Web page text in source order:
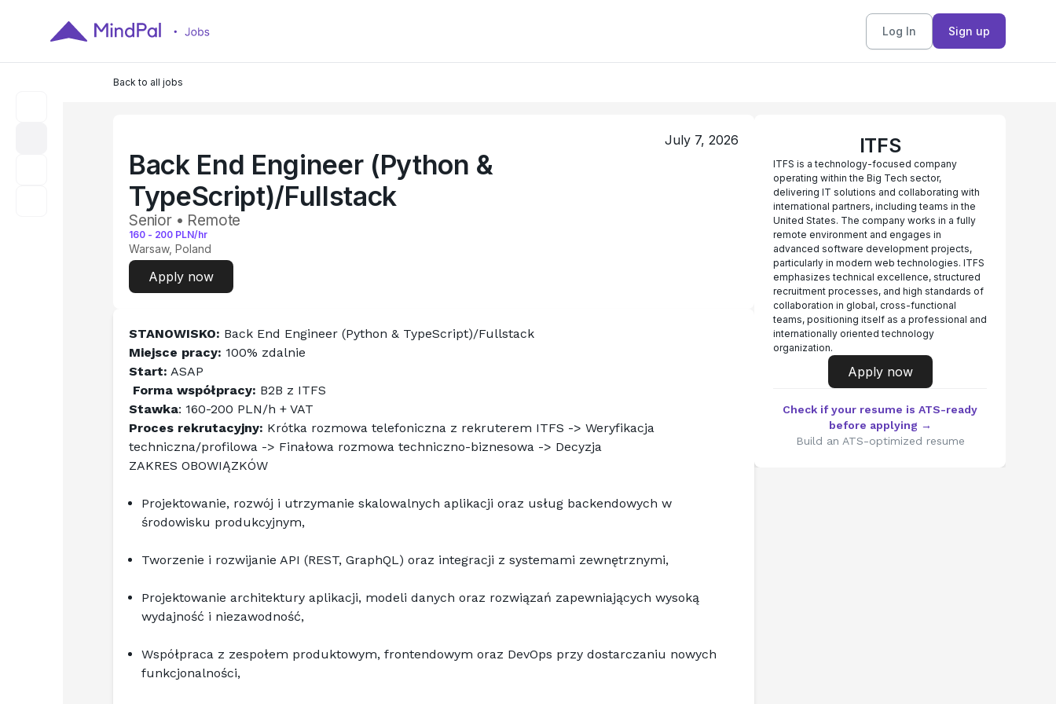
Log In Sign up
Back to all jobs
July 7, 2026
Back End Engineer (Python &
TypeScript)/Fullstack
Senior • Remote
160- 200 PLN/hr
Warsaw, Poland
Apply now
STANOWISKO: Back End Engineer (Python & TypeScript)/Fullstack
Miejsce pracy: 100% zdalnie
Start: ASAP
Forma współpracy: B2B z ITFS
Stawka: 160-200 PLN/h + VAT
Proces rekrutacyjny: Krótka rozmowa telefoniczna z rekruterem ITFS -> Weryfikacja
techniczna/profilowa -> Finałowa rozmowa techniczno-biznesowa -> Decyzja
ZAKRES OBOWIĄZKÓW
Projektowanie, rozwój i utrzymanie skalowalnych aplikacji oraz usług backendowych w
środowisku produkcyjnym,
Tworzenie i rozwijanie API (REST, GraphQL) oraz integracji z systemami zewnętrznymi,
Projektowanie architektury aplikacji, modeli danych oraz rozwiązań zapewniających wysoką
wydajność i niezawodność,
Współpraca z zespołem produktowym, frontendowym oraz DevOps przy dostarczaniu nowych
funkcjonalności,
ITFS
ITFS is a technology-focused company
operating within the Big Tech sector,
delivering IT solutions and collaborating with
international partners, including teams in the
United States. The company works in a fully
remote environment and engages in
advanced software development projects,
particularly in modern web technologies. ITFS
emphasizes technical excellence, structured
recruitment processes, and high standards of
collaboration in global, cross-functional
teams, positioning itself as a professional and
internationally oriented technology
organization.
Apply now
Check if your resume is ATS-ready
before applying →
Build an ATS-optimized resume